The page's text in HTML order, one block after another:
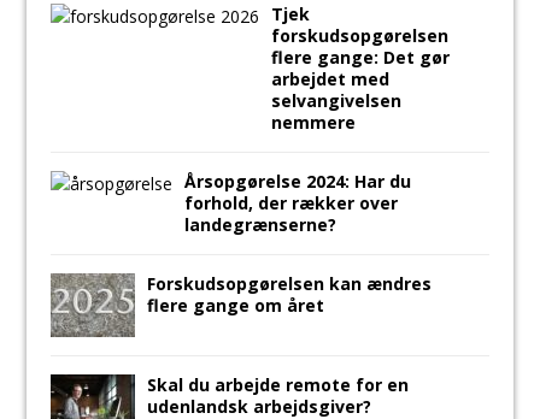
Tjek
forskudsopgørelsen
flere gange: Det gør
arbejdet med
selvangivelsen
nemmere
Årsopgørelse 2024: Har du
forhold, der rækker over
landegrænserne?
Forskudsopgørelsen kan ændres
flere gange om året
Skal du arbejde remote for en
udenlandsk arbejdsgiver?